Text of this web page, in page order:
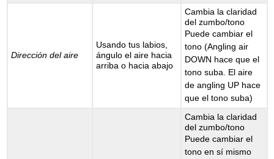
Dirección del aire
Usando tus labios,
ángulo el aire hacia
arriba o hacia abajo
Cambia la claridad
del zumbo/tono
Puede cambiar el
tono (Angling air
DOWN hace que el
tono suba. El aire
de angling UP hace
que el tono suba)
Cambia la claridad
del zumbo/tono
Puede cambiar el
tono en sí mismo